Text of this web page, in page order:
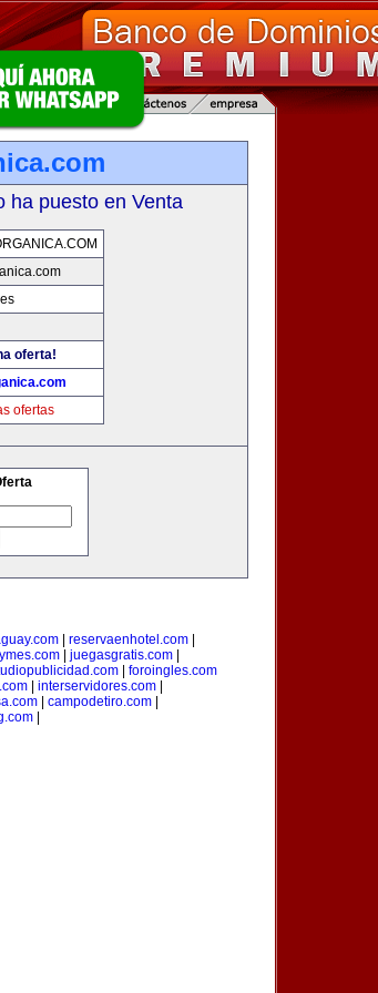
ha puesto en Venta
oferta!
ofertas
| reservaenhotel.com|
juegasgratis.com
| foroingles.com
interservidores.com
| campodetiro.com|
|